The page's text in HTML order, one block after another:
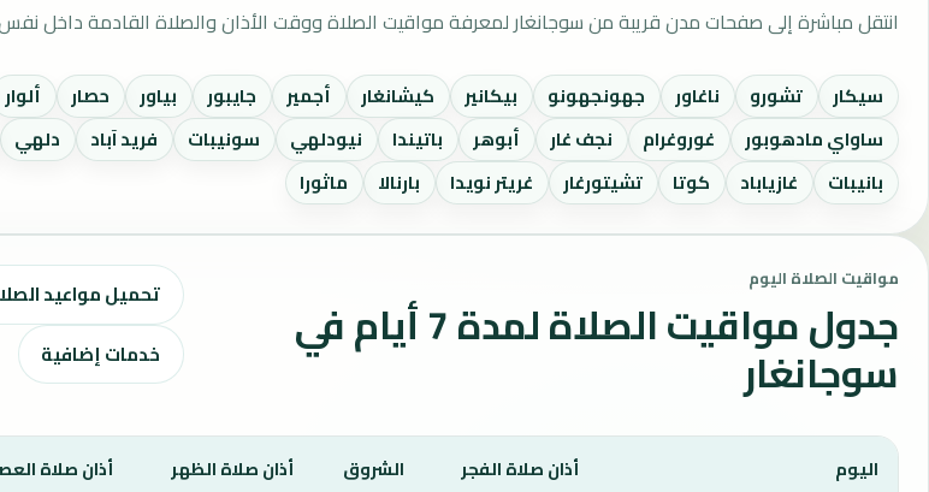
انتقل مباشرة إلى صفحات مدن قريبة من سوجانغار لمعرفة مواقيت الصلاة ووقت الأذان والصلاة القادمة داخل
سيكار تشورو ناغاور جهونجهونو بيكانير كيشانغار أجمير جايبور بياور حصار ألوار
ساواي مادهوبور
غوروغرام نجف غار أبوهر باتيندا نيودلهي سونيبات فريد آباد دلهي
بانيبات
غازياباد كوتا تشيتورغار غريتر نويدا بارنالا ماثورا
مواقيت الصلاة اليوم
جدول مواقيت الصلاة لمدة 7 أيام في
سوجانغار
تحميل مواعيد الصلاة
خدمات إضافية
اليوم أذان صلاة الفجر الشروق أذان صلاة الظهر أذان صلاة